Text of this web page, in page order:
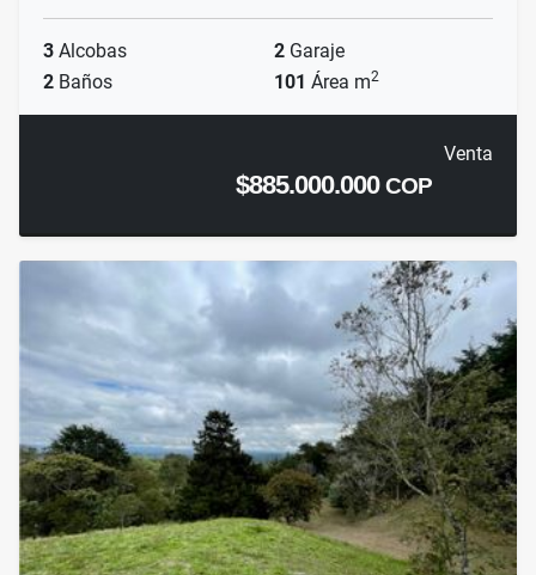
3 Alcobas 2 Garaje
2 Baños 101 Área m2
Venta
$885.000.000COP